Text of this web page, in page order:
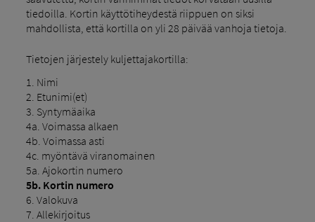
tiedoilla. Kortin käyttötiheydestä riippuen on siksi
mahdollista, että kortilla on yli 28 päivää vanhoja tietoja.
Tietojen järjestely kuljettajakortilla:
1. Nimi
2. Etunimi(et)
3. Syntymäaika
4a. Voimassa alkaen
4b. Voimassa asti
4c. myöntävä viranomainen
5a. Ajokortin numero
5b. Kortin numero
6. Valokuva
7. Allekirjoitus